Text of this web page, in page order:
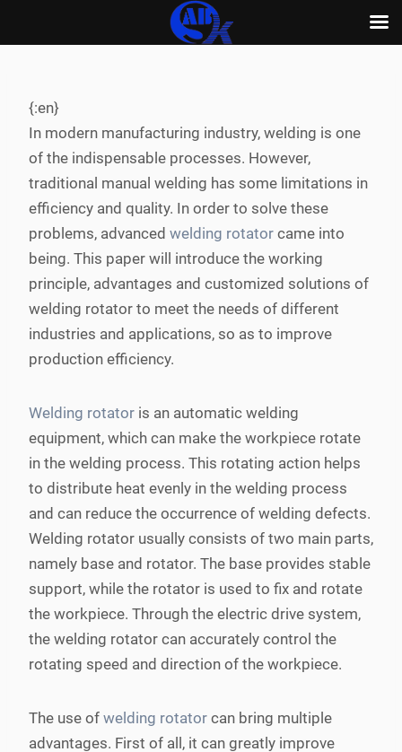
content
{:en}
In modern manufacturing industry, welding is one
of the indispensable processes. However,
traditional manual welding has some limitations in
efficiency and quality. In order to solve these
problems, advanced welding rotator came into
being. This paper will introduce the working
principle, advantages and customized solutions of
welding rotator to meet the needs of different
industries and applications, so as to improve
production efficiency.
Welding rotator is an automatic welding
equipment, which can make the workpiece rotate
in the welding process. This rotating action helps
to distribute heat evenly in the welding process
and can reduce the occurrence of welding defects.
Welding rotator usually consists of two main parts,
namely base and rotator. The base provides stable
support, while the rotator is used to fix and rotate
the workpiece. Through the electric drive system,
the welding rotator can accurately control the
rotating speed and direction of the workpiece.
The use of welding rotator can bring multiple
advantages. First of all, it can greatly improve